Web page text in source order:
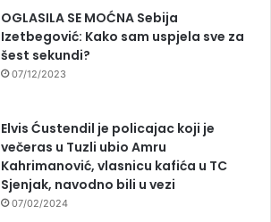
OGLASILA SE MOĆNA Sebija
Izetbegović: Kako sam uspjela sve za
šest sekundi?
07/12/2023
Elvis Ćustendil je policajac koji je
večeras u Tuzli ubio Amru
Kahrimanović, vlasnicu kafića u TC
Sjenjak, navodno bili u vezi
07/02/2024